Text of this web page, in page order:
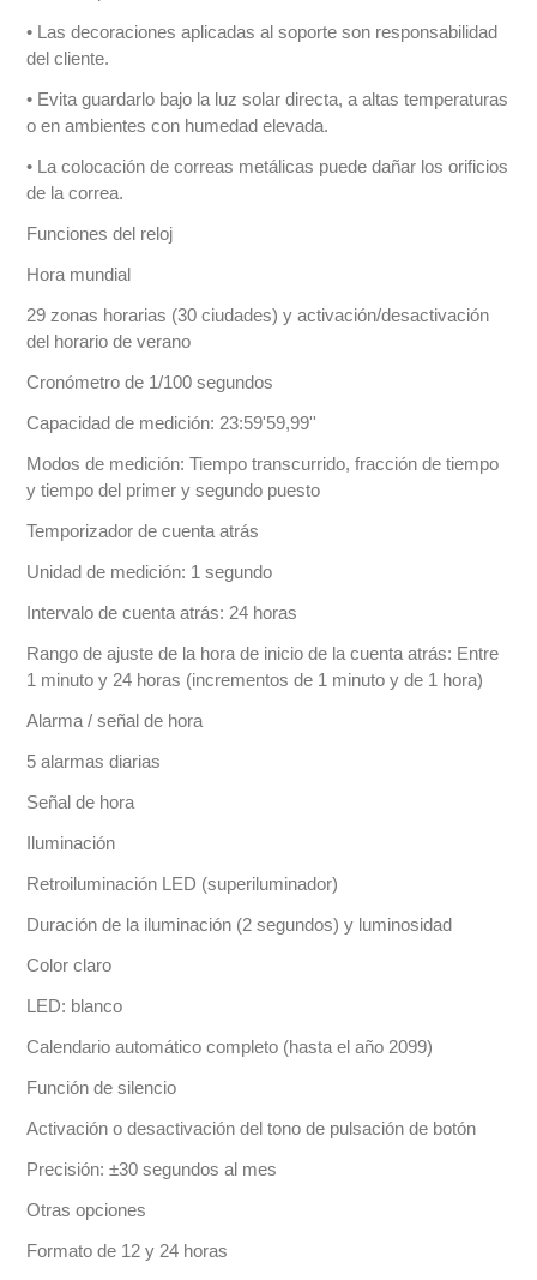
• Las decoraciones aplicadas al soporte son responsabilidad
del cliente.
• Evita guardarlo bajo la luz solar directa, a altas temperaturas
o en ambientes con humedad elevada.
• La colocación de correas metálicas puede dañar los orificios
de la correa.
Funciones del reloj
Hora mundial
29 zonas horarias (30 ciudades) y activación/desactivación
del horario de verano
Cronómetro de 1/100 segundos
Capacidad de medición: 23:59'59,99''
Modos de medición: Tiempo transcurrido, fracción de tiempo
y tiempo del primer y segundo puesto
Temporizador de cuenta atrás
Unidad de medición: 1 segundo
Intervalo de cuenta atrás: 24 horas
Rango de ajuste de la hora de inicio de la cuenta atrás: Entre
1 minuto y 24 horas (incrementos de 1 minuto y de 1 hora)
Alarma / señal de hora
5 alarmas diarias
Señal de hora
Iluminación
Retroiluminación LED (superiluminador)
Duración de la iluminación (2 segundos) y luminosidad
Color claro
LED: blanco
Calendario automático completo (hasta el año 2099)
Función de silencio
Activación o desactivación del tono de pulsación de botón
Precisión: ±30 segundos al mes
Otras opciones
Formato de 12 y 24 horas